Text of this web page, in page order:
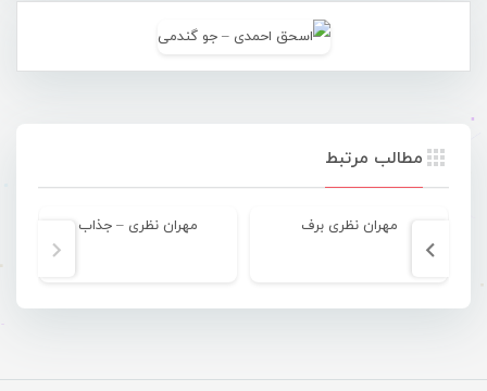
مطالب مرتبط
مهران نظری برف مهران نظری – جذاب